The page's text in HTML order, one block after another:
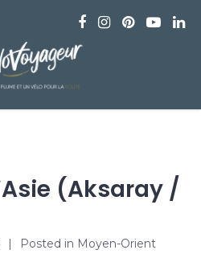
(Aksaray /
Posted in Moyen-Orient